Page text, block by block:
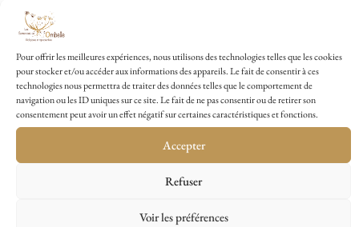
Pour offrir les meilleures expériences, nous utilisons des technologies telles que les cookies
pour stocker et/ou accéder aux informations des appareils. Le fait de consentir à ces
technologies nous permettra de traiter des données telles que le comportement de
navigation ou les ID uniques sur ce site. Le fait de ne pas consentir ou de retirer son
consentement peut avoir un effet négatif sur certaines caractéristiques et fonctions.
Accepter
Refuser
Voir les préférences
Conseils de culture du Navet de
Milan à Collet Rose
Semis en mars-avril ou en août en pleine terre, et jusqu’en septembre en
serre pour les régions froides, à 1-2 cm de profondeur en rangs espacés
de 25 cm. Eclaircir à 10 cm entre plants. Semis en pépinière et